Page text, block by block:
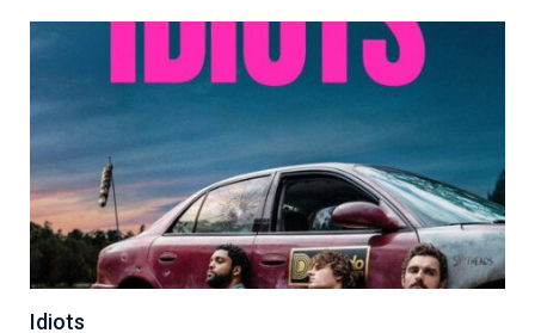
Idiots